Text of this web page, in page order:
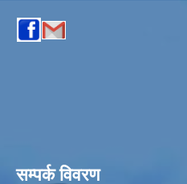
सम्पर्क विवरण